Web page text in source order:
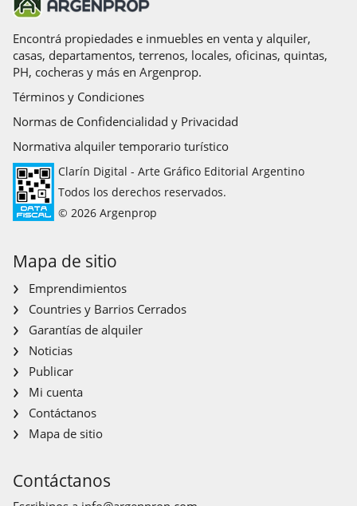
Encontrá propiedades e inmuebles en venta y alquiler,
casas, departamentos, terrenos, locales, oficinas, quintas,
PH, cocheras y más en Argenprop.
Términos y Condiciones
Normas de Confidencialidad y Privacidad
Normativa alquiler temporario turístico
Clarín Digital - Arte Gráfico Editorial Argentino
Todos los derechos reservados.
© 2026 Argenprop
Mapa de sitio
Emprendimientos
Countries y Barrios Cerrados
Garantías de alquiler
Noticias
Publicar
Mi cuenta
Contáctanos
Mapa de sitio
Contáctanos